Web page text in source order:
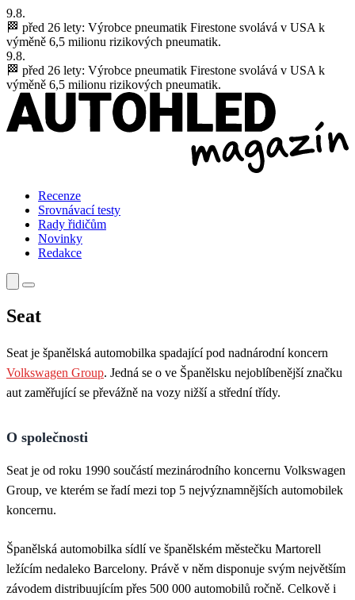
9.8.
🏁 před 26 lety: Výrobce pneumatik Firestone svolává v USA k
výměně 6,5 milionu rizikových pneumatik.
9.8.
🏁 před 26 lety: Výrobce pneumatik Firestone svolává v USA k
výměně 6,5 milionu rizikových pneumatik.
Recenze
Srovnávací testy
Rady řidičům
Novinky
Redakce
Seat
Seat je španělská automobilka spadající pod nadnárodní koncern
Volkswagen Group. Jedná se o ve Španělsku nejoblíbenější značku
aut zaměřující se převážně na vozy nižší a střední třídy.
O společnosti
Seat je od roku 1990 součástí mezinárodního koncernu Volkswagen
Group, ve kterém se řadí mezi top 5 nejvýznamnějších automobilek
koncernu.
Španělská automobilka sídlí ve španělském městečku Martorell
ležícím nedaleko Barcelony. Právě v něm disponuje svým největším
závodem distribuujícím přes 500 000 automobilů ročně. Celkově i